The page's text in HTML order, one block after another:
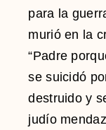
para la
murió en la
“Padre
se suicidó
destruido y
judío